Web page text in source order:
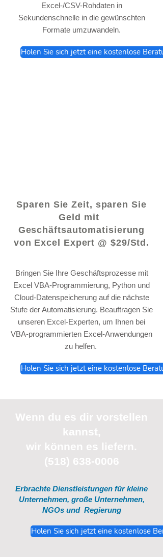
Excel-/CSV-Rohdaten in
Sekundenschnelle in die gewünschten
Formate umzuwandeln.
Holen Sie sich jetzt eine kostenlose
Sparen Sie Zeit, sparen Sie
Geld mit
Geschäftsautomatisierung
von Excel Expert @ $29/Std.
Bringen Sie Ihre Geschäftsprozesse mit
Excel VBA-Programmierung, Python und
Cloud-Datenspeicherung auf die nächste
Stufe der Automatisierung. Beauftragen Sie
unseren Excel-Experten, um Ihnen bei
VBA-programmierten Excel-Anwendungen
zu helfen.
Holen Sie sich jetzt eine kostenlose
Wenn du es dir vorstellen
kannst,
wir können es liefern.
(518) 638-0006
Erbrachte Dienstleistungen für kleine
Unternehmen, große Unternehmen,
NGOs und Regierung
Holen Sie sich jetzt eine kostenlose